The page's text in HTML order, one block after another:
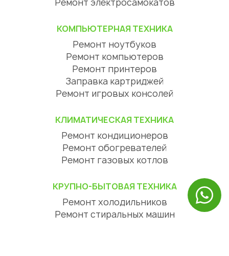
КОМПЬЮТЕРНАЯ ТЕХНИКА
Ремонт ноутбуков
Ремонт компьютеров
Ремонт принтеров
Заправка картриджей
Ремонт игровых консолей
КЛИМАТИЧЕСКАЯ ТЕХНИКА
Ремонт кондиционеров
Ремонт обогревателей
Ремонт газовых котлов
КРУПНО-БЫТОВАЯ ТЕХНИКА
Ремонт холодильников
Ремонт стиральных машин